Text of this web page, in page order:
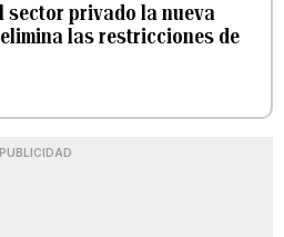
sector privado la nueva
las restricciones de
PUBLICIDAD